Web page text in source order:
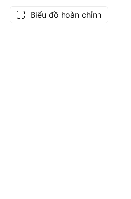
Biểu đồ hoàn chỉnh